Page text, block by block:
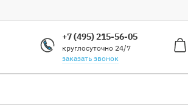
+7 (495) 215-56-05
круглосуточно 24/7
заказать звонок